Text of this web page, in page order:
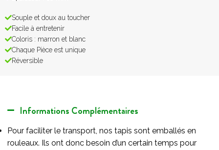
Souple et doux au toucher
Facile à entretenir
Coloris : marron et blanc
Chaque Pièce est unique
Réversible
Informations Complémentaires
Pour faciliter le transport, nos tapis sont emballés en
rouleaux. Ils ont donc besoin d’un certain temps pour